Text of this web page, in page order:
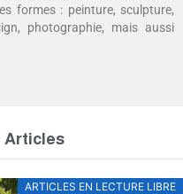
formes : peinture, sculpture,
photographie, mais aussi
Articles
ARTICLES EN LECTURE LIBRE